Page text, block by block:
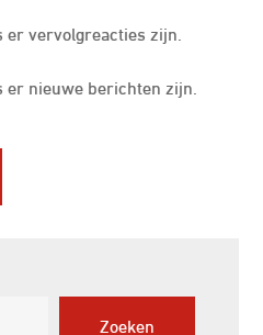
vervolgreacties zijn.
nieuwe berichten zijn.
Zoeken